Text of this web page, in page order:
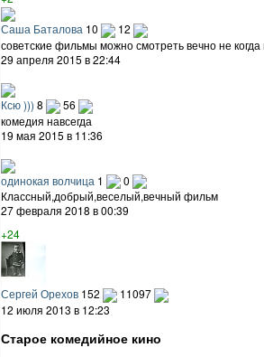
Саша Баталова 10
12
советские фильмы можно смотреть вечно не
29 апреля 2015 в 22:44
Ксю ))) 8
56
комедия навсегда
19 мая 2015 в 11:36
одинокая волчица 1
0
Классный,добрый,веселый,вечный фильм
27 февраля 2018 в 00:39
+24
Сергей Орехов 152
11097
12 июля 2013 в 12:23
Старое комедийное кино